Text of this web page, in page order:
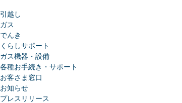
引越し
ガス
でんき
くらしサポート
ガス機器・設備
各種お手続き・サポート
お客さま窓口
お知らせ
プレスリリース